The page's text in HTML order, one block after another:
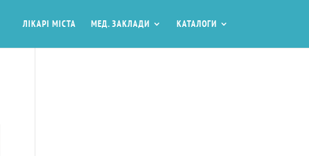
ЛІКАРІ МІСТА МЕД. ЗАКЛАДИ КАТАЛОГИ